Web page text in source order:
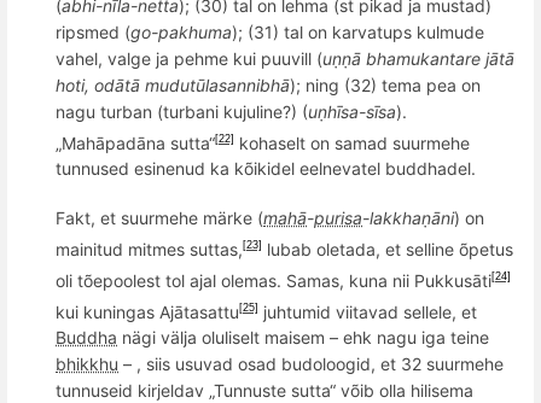
(abhi-nīla-netta); (30) tal on lehma (st pikad ja mustad)
ripsmed (go-pakhuma); (31) tal on karvatups kulmude
vahel, valge ja pehme kui puuvill (uṇṇā bhamukantare jātā
hoti, odātā mudutūlasannibhā); ning (32) tema pea on
nagu turban (turbani kujuline?) (uṇhīsa-sīsa).
„Mahāpadāna sutta“[22]
kohaselt on samad suurmehe
tunnused esinenud ka kõikidel eelnevatel buddhadel.
Fakt, et suurmehe märke (mahā-purisa-lakkhaṇāni) on
mainitud mitmes suttas, [23]
lubab oletada, et selline õpetus
oli tõepoolest tol ajal olemas. Samas, kuna nii Pukkusāti[24]
kui kuningas Ajātasattu [25]
juhtumid viitavad sellele, et
Buddha nägi välja oluliselt maisem – ehk nagu iga teine
bhikkhu – , siis usuvad osad budoloogid, et 32 suurmehe
tunnuseid kirjeldav „Tunnuste sutta“ võib olla hilisema